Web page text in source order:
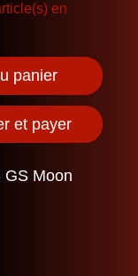
en
panier
et payer
GS Moon